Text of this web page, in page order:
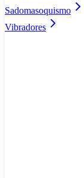
Sadomasoquismo
Vibradores